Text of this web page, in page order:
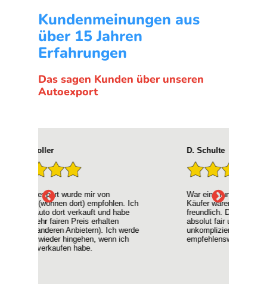
Kundenmeinungen aus
über 15 Jahren
Erfahrungen
Das sagen Kunden über unseren
Autoexport
War eine rundum gute Erfahrung. Die
Käufer waren sehr professionell und
freundlich. Der Preis für unser Auto war
absolut fair und die Abwicklung super
unkompliziert. Alles in allem sehr
empfehlenswert!!!